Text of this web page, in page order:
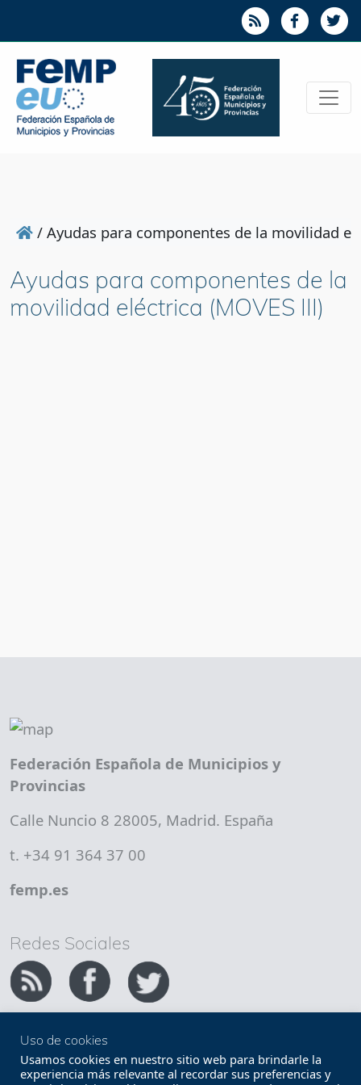
/ Ayudas para componentes de la movilidad
Ayudas para componentes de la
movilidad eléctrica (MOVES III)
Federación Española de Municipios y
Provincias
Calle Nuncio 8 28005, Madrid. España
t. +34 91 364 37 00
femp.es
Redes Sociales
Copyright FEMP
Accesibilidad
Uso de cookies
Usamos cookies en nuestro sitio web para brindarle la
experiencia más relevante al recordar sus preferencias y